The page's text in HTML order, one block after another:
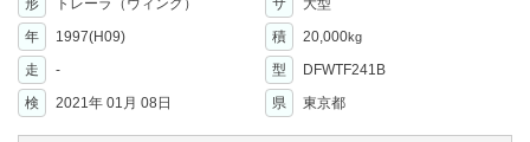
形 トレーラ（ウィング） サ
大型
年
1997(H09) 積 20,000kg
走 - 型
DFWTF241B
検
2021年 01月 08日 県 東京都